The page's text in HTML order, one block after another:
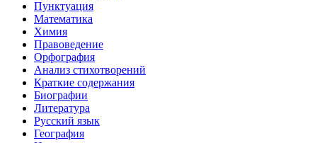
Пунктуация
Математика
Химия
Правоведение
Орфография
Анализ стихотворений
Краткие содержания
Биографии
Литература
Русский язык
География